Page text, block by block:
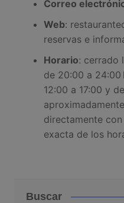
Correo
Web:
reservas e
Horario: cerrado
de 20:00 a 24:00
12:00 a 17:00 y
directamente
exacta de los
Buscar